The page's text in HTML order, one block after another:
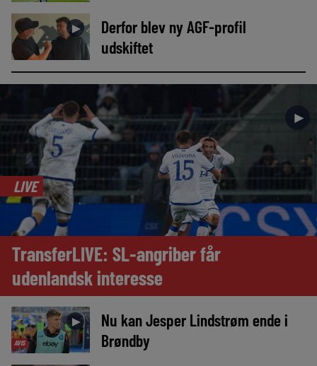
►
Derfor blev ny AGF-profil
udskiftet
►
LIVE
TransferLIVE: SL-angriber får
udenlandsk interesse
AVIS
►
Nu kan Jesper Lindstrøm ende i
Brøndby